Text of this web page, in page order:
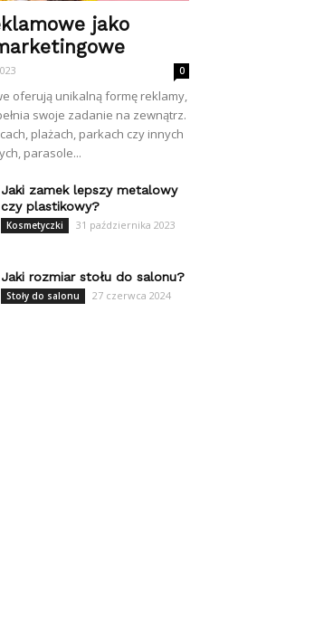
jako
0
oferują unikalną formę reklamy,
swoje zadanie na zewnątrz.
plażach, parkach czy innych
parasole...
Jaki zamek lepszy metalowy
czy plastikowy?
Kosmetyczki 31 października 2023
Jaki rozmiar stołu do salonu?
Stoły do salonu 27 czerwca 2024